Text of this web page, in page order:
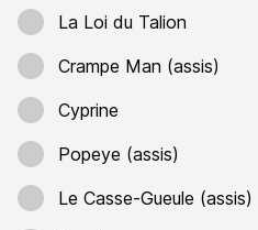
La Loi du Talion
Crampe Man (assis)
Cyprine
Popeye (assis)
Le Casse-Gueule (assis)